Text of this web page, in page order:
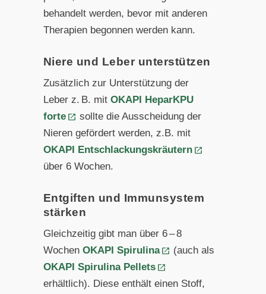
behandelt werden, bevor mit anderen
Therapien begonnen werden kann.
Niere und Leber unterstützen
Zusätzlich zur Unterstützung der
Leber z. B. mit OKAPI HeparKPU
forte
sollte die Ausscheidung der
Nieren gefördert werden, z.B. mit
OKAPI Entschlackungskräutern
über 6 Wochen.
Entgiften und Immunsystem
stärken
Gleichzeitig gibt man über 6 – 8
Wochen OKAPI Spirulina
(auch als
OKAPI Spirulina Pellets
erhältlich). Diese enthält einen Stoff,